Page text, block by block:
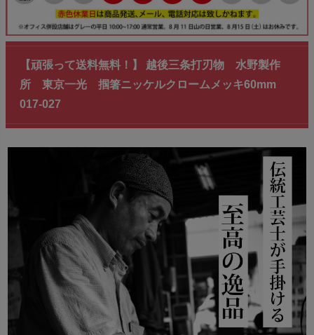
【頑張って送料無料！】 越後三条打刃物 水野製作
所 東京一光 掴箸ニッケルクロームメッキ60mm
017-027